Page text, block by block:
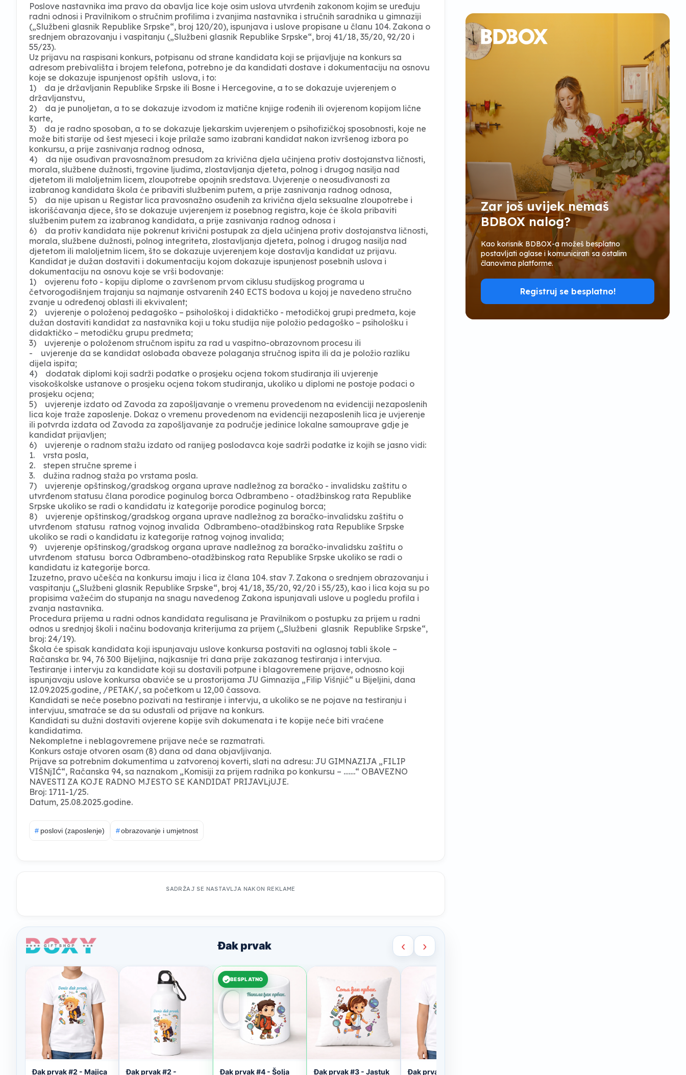
Poslove nastavnika ima pravo da obavlja lice koje osim uslova utvrđenih zakonom kojim se uređuju
radni odnosi i Pravilnikom o stručnim profilima i zvanjima nastavnika i stručnih saradnika u gimnaziji
(„Službeni glasnik Republike Srpske“, broj 120/20), ispunjava i uslove propisane u članu 104. Zakona o
srednjem obrazovanju i vaspitanju („Službeni glasnik Republike Srpske“, broj 41/18, 35/20, 92/20 i
55/23).
Uz prijavu na raspisani konkurs, potpisanu od strane kandidata koji se prijavljuje na konkurs sa
adresom prebivališta i brojem telefona, potrebno je da kandidati dostave i dokumentaciju na osnovu
koje se dokazuje ispunjenost opštih uslova, i to:
1) da je državljanin Republike Srpske ili Bosne i Hercegovine, a to se dokazuje uvjerenjem o
državljanstvu,
2) da je punoljetan, a to se dokazuje izvodom iz matične knjige rođenih ili ovjerenom kopijom lične
karte,
3) da je radno sposoban, a to se dokazuje ljekarskim uvjerenjem o psihofizičkoj sposobnosti, koje ne
može biti starije od šest mjeseci i koje prilaže samo izabrani kandidat nakon izvršenog izbora po
konkursu, a prije zasnivanja radnog odnosa,
4) da nije osuđivan pravosnažnom presudom za krivična djela učinjena protiv dostojanstva ličnosti,
morala, službene dužnosti, trgovine ljudima, zlostavljanja djeteta, polnog i drugog nasilja nad
djetetom ili maloljetnim licem, zloupotrebe opojnih sredstava. Uvjerenje o neosuđivanosti za
izabranog kandidata škola će pribaviti službenim putem, a prije zasnivanja radnog odnosa,
5) da nije upisan u Registar lica pravosnažno osuđenih za krivična djela seksualne zloupotrebe i
iskorišćavanja djece, što se dokazuje uvjerenjem iz posebnog registra, koje će škola pribaviti
službenim putem za izabranog kandidata, a prije zasnivanja radnog odnosa i
6) da protiv kandidata nije pokrenut krivični postupak za djela učinjena protiv dostojanstva ličnosti,
morala, službene dužnosti, polnog integriteta, zlostavljanja djeteta, polnog i drugog nasilja nad
djetetom ili maloljetnim licem, što se dokazuje uvjerenjem koje dostavlja kandidat uz prijavu.
Kandidat je dužan dostaviti i dokumentaciju kojom dokazuje ispunjenost posebnih uslova i
dokumentaciju na osnovu koje se vrši bodovanje:
1) ovjerenu foto - kopiju diplome o završenom prvom ciklusu studijskog programa u
četvorogodišnjem trajanju sa najmanje ostvarenih 240 ECTS bodova u kojoj je navedeno stručno
zvanje u određenoj oblasti ili ekvivalent;
2) uvjerenje o položenoj pedagoško – psihološkoj i didaktičko - metodičkoj grupi predmeta, koje
dužan dostaviti kandidat za nastavnika koji u toku studija nije položio pedagoško – psihološku i
didaktičko – metodičku grupu predmeta;
3) uvjerenje o položenom stručnom ispitu za rad u vaspitno-obrazovnom procesu ili
- uvjerenje da se kandidat oslobađa obaveze polaganja stručnog ispita ili da je položio razliku
dijela ispita;
4) dodatak diplomi koji sadrži podatke o prosjeku ocjena tokom studiranja ili uvjerenje
visokoškolske ustanove o prosjeku ocjena tokom studiranja, ukoliko u diplomi ne postoje podaci o
prosjeku ocjena;
5) uvjerenje izdato od Zavoda za zapošljavanje o vremenu provedenom na evidenciji nezaposlenih
lica koje traže zaposlenje. Dokaz o vremenu provedenom na evidenciji nezaposlenih lica je uvjerenje
ili potvrda izdata od Zavoda za zapošljavanje za područje jedinice lokalne samouprave gdje je
kandidat prijavljen;
6) uvjerenje o radnom stažu izdato od ranijeg poslodavca koje sadrži podatke iz kojih se jasno vidi:
1. vrsta posla,
2. stepen stručne spreme i
3. dužina radnog staža po vrstama posla.
7) uvjerenje opštinskog/gradskog organa uprave nadležnog za boračko - invalidsku zaštitu o
utvrđenom statusu člana porodice poginulog borca Odbrambeno - otadžbinskog rata Republike
Srpske ukoliko se radi o kandidatu iz kategorije porodice poginulog borca;
8) uvjerenje opštinskog/gradskog organa uprave nadležnog za boračko-invalidsku zaštitu o
utvrđenom statusu ratnog vojnog invalida Odbrambeno-otadžbinskog rata Republike Srpske
ukoliko se radi o kandidatu iz kategorije ratnog vojnog invalida;
9) uvjerenje opštinskog/gradskog organa uprave nadležnog za boračko-invalidsku zaštitu o
utvrđenom statusu borca Odbrambeno-otadžbinskog rata Republike Srpske ukoliko se radi o
kandidatu iz kategorije borca.
Izuzetno, pravo učešća na konkursu imaju i lica iz člana 104. stav 7. Zakona o srednjem obrazovanju i
vaspitanju („Službeni glasnik Republike Srpske“, broj 41/18, 35/20, 92/20 i 55/23), kao i lica koja su po
propisima važećim do stupanja na snagu navedenog Zakona ispunjavali uslove u pogledu profila i
zvanja nastavnika.
Procedura prijema u radni odnos kandidata regulisana je Pravilnikom o postupku za prijem u radni
odnos u srednjoj školi i načinu bodovanja kriterijuma za prijem („Službeni glasnik Republike Srpske“,
broj: 24/19).
Škola će spisak kandidata koji ispunjavaju uslove konkursa postaviti na oglasnoj tabli škole –
Račanska br. 94, 76 300 Bijeljina, najkasnije tri dana prije zakazanog testiranja i intervjua.
Testiranje i intervju za kandidate koji su dostavili potpune i blagovremene prijave, odnosno koji
ispunjavaju uslove konkursa obaviće se u prostorijama JU Gimnazija „Filip Višnjić“ u Bijeljini, dana
12.09.2025.godine, /PETAK/, sa početkom u 12,00 čassova.
Kandidati se neće posebno pozivati na testiranje i intervju, a ukoliko se ne pojave na testiranju i
intervjuu, smatraće se da su odustali od prijave na konkurs.
Kandidati su dužni dostaviti ovjerene kopije svih dokumenata i te kopije neće biti vraćene
kandidatima.
Nekompletne i neblagovremene prijave neće se razmatrati.
Konkurs ostaje otvoren osam (8) dana od dana objavljivanja.
Prijave sa potrebnim dokumentima u zatvorenoj koverti, slati na adresu: JU GIMNAZIJA „FILIP
VIŠNjIĆ“, Račanska 94, sa naznakom „Komisiji za prijem radnika po konkursu – …….“ OBAVEZNO
NAVESTI ZA KOJE RADNO MJESTO SE KANDIDAT PRIJAVLjUJE.
Broj: 1711-1/25.
Datum, 25.08.2025.godine.
# poslovi (zaposlenje) #obrazovanje i umjetnost
SADRŽAJ SE NASTAVLJA NAKON REKLAME
Zar još uvijek nemaš
BDBOX nalog?
Kao korisnik BDBOX-a možeš besplatno
postavljati oglase i komunicirati sa ostalim
članovima platforme.
Registruj se besplatno!